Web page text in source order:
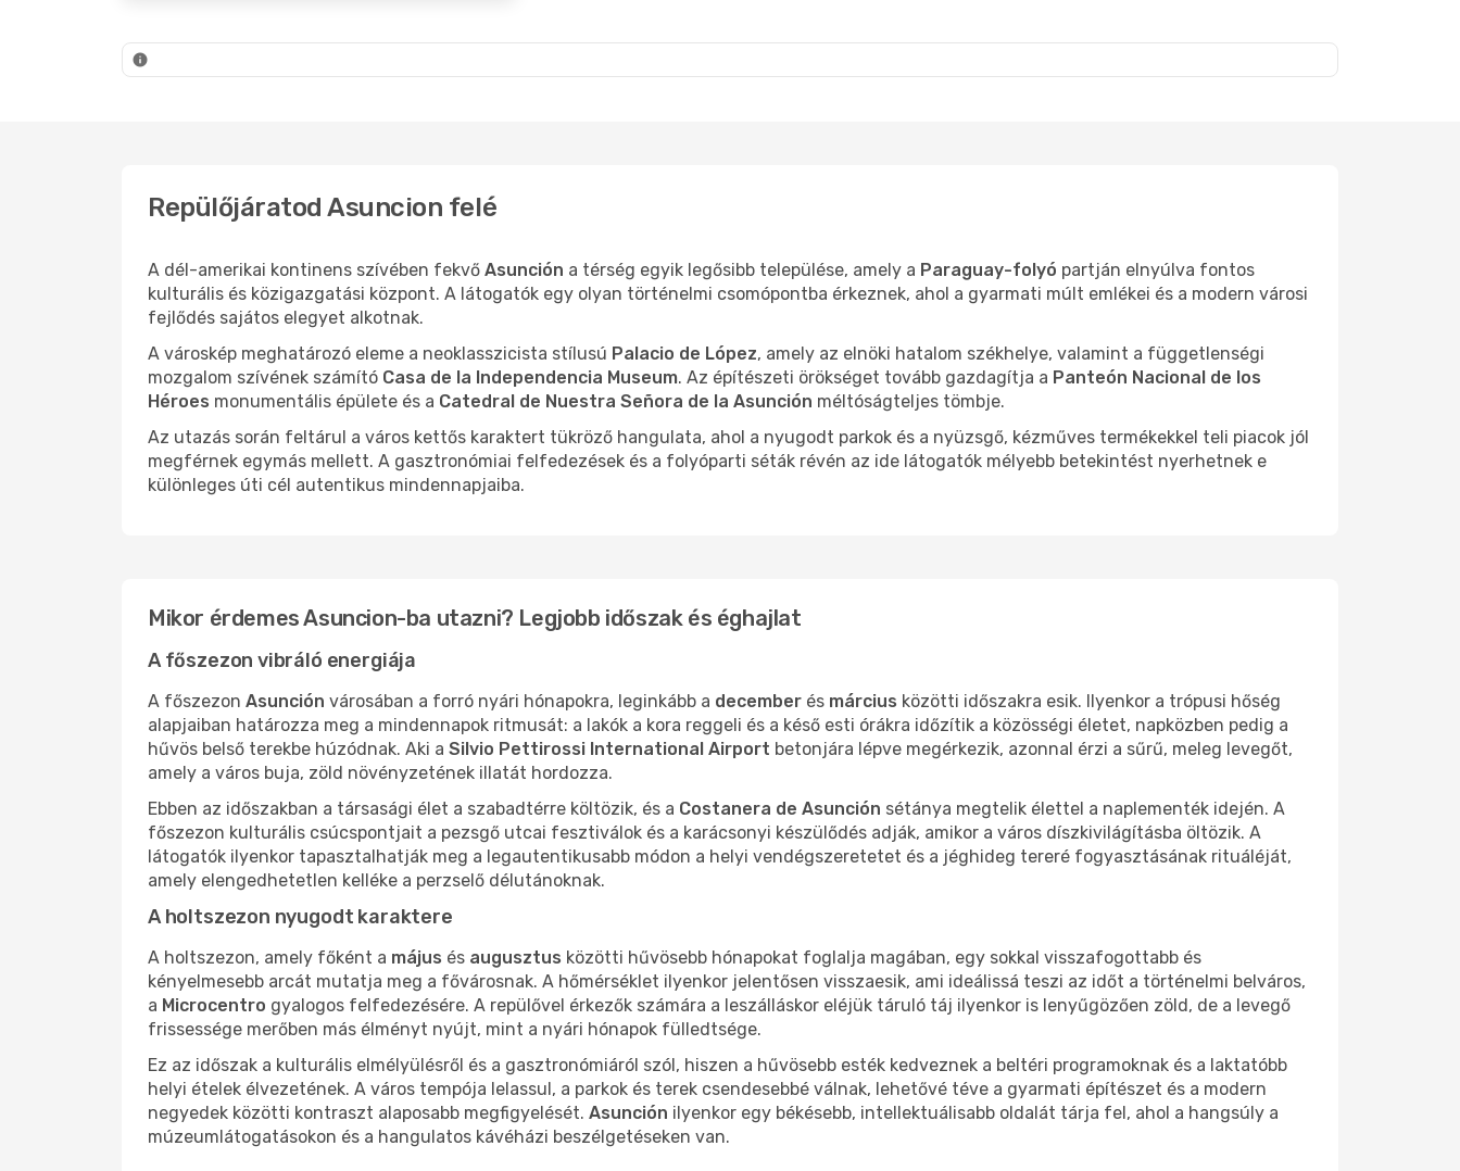
Repülőjáratod Asuncion felé
A dél-amerikai kontinens szívében fekvő Asunción a térség egyik legősibb települése, amely a Paraguay-folyó partján elnyúlva fontos
kulturális és közigazgatási központ. A látogatók egy olyan történelmi csomópontba érkeznek, ahol a gyarmati múlt emlékei és a modern városi
fejlődés sajátos elegyet alkotnak.
A városkép meghatározó eleme a neoklasszicista stílusú Palacio de López, amely az elnöki hatalom székhelye, valamint a függetlenségi
mozgalom szívének számító Casa de la Independencia Museum. Az építészeti örökséget tovább gazdagítja a Panteón Nacional de los
Héroes monumentális épülete és a Catedral de Nuestra Señora de la Asunción méltóságteljes tömbje.
Az utazás során feltárul a város kettős karaktert tükröző hangulata, ahol a nyugodt parkok és a nyüzsgő, kézműves termékekkel teli piacok jól
megférnek egymás mellett. A gasztronómiai felfedezések és a folyóparti séták révén az ide látogatók mélyebb betekintést nyerhetnek e
különleges úti cél autentikus mindennapjaiba.
Mikor érdemes Asuncion-ba utazni? Legjobb időszak és éghajlat
A főszezon vibráló energiája
A főszezon Asunción városában a forró nyári hónapokra, leginkább a december és március közötti időszakra esik. Ilyenkor a trópusi hőség
alapjaiban határozza meg a mindennapok ritmusát: a lakók a kora reggeli és a késő esti órákra időzítik a közösségi életet, napközben pedig a
hűvös belső terekbe húzódnak. Aki a Silvio Pettirossi International Airport betonjára lépve megérkezik, azonnal érzi a sűrű, meleg levegőt,
amely a város buja, zöld növényzetének illatát hordozza.
Ebben az időszakban a társasági élet a szabadtérre költözik, és a Costanera de Asunción sétánya megtelik élettel a naplementék idején. A
főszezon kulturális csúcspontjait a pezsgő utcai fesztiválok és a karácsonyi készülődés adják, amikor a város díszkivilágításba öltözik. A
látogatók ilyenkor tapasztalhatják meg a legautentikusabb módon a helyi vendégszeretetet és a jéghideg tereré fogyasztásának rituáléját,
amely elengedhetetlen kelléke a perzselő délutánoknak.
A holtszezon nyugodt karaktere
A holtszezon, amely főként a május és augusztus közötti hűvösebb hónapokat foglalja magában, egy sokkal visszafogottabb és
kényelmesebb arcát mutatja meg a fővárosnak. A hőmérséklet ilyenkor jelentősen visszaesik, ami ideálissá teszi az időt a történelmi belváros,
a Microcentro gyalogos felfedezésére. A repülővel érkezők számára a leszálláskor eléjük táruló táj ilyenkor is lenyűgözően zöld, de a levegő
frissessége merőben más élményt nyújt, mint a nyári hónapok fülledtsége.
Ez az időszak a kulturális elmélyülésről és a gasztronómiáról szól, hiszen a hűvösebb esték kedveznek a beltéri programoknak és a laktatóbb
helyi ételek élvezetének. A város tempója lelassul, a parkok és terek csendesebbé válnak, lehetővé téve a gyarmati építészet és a modern
negyedek közötti kontraszt alaposabb megfigyelését. Asunción ilyenkor egy békésebb, intellektuálisabb oldalát tárja fel, ahol a hangsúly a
múzeumlátogatásokon és a hangulatos kávéházi beszélgetéseken van.